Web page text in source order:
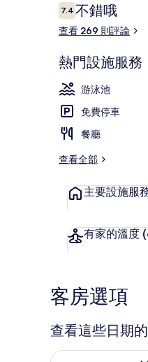
評
論
7.47.4 分，滿分 10 分，
不錯哦
查看 269 則評論
熱門設施服務
游泳池
免費停車
餐廳
查看全部
主要設施服
有家的溫度
客房選項
查看這些日期
查看今晚 (8月 7 - 8